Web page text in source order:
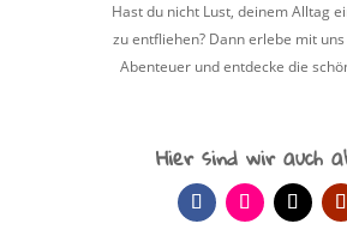
Hast du nicht Lust, deinem Alltag
zu entfliehen? Dann erlebe mit
Abenteuer und entdecke die
Hier sind wir auch